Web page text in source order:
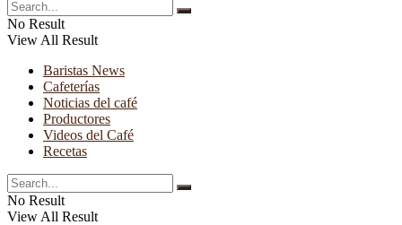
No Result
View All Result
Baristas News
Cafeterías
Noticias del café
Productores
Videos del Café
Recetas
No Result
View All Result